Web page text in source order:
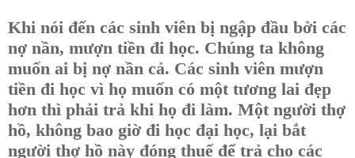
Khi nói đến các sinh viên bị ngập đầu bởi các
nợ nần, mượn tiền đi học. Chúng ta không
muốn ai bị nợ nần cả. Các sinh viên mượn
tiền đi học vì họ muốn có một tương lai đẹp
hơn thì phải trả khi họ đi làm. Một người thợ
hồ, không bao giờ đi học đại học, lại bắt
người thợ hồ này đóng thuế để trả cho các